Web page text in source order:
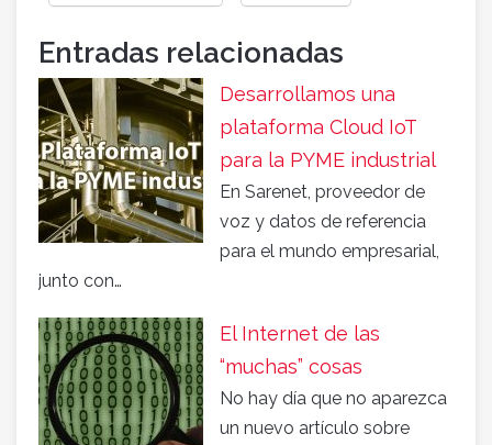
Entradas relacionadas
Desarrollamos una
plataforma Cloud IoT
para la PYME industrial
En Sarenet, proveedor de
voz y datos de referencia
para el mundo empresarial,
junto con…
El Internet de las
“muchas” cosas
No hay día que no aparezca
un nuevo artículo sobre